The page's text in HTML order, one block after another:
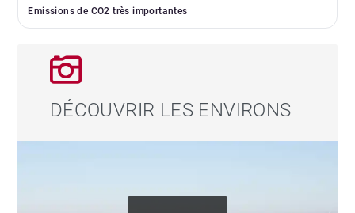
Emissions de CO2 très importantes
DÉCOUVRIR LES ENVIRONS